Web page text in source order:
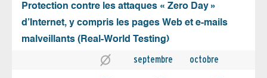
Protection contre les attaques « Zero Day »
d’Internet, y compris les pages Web et e-mails
malveillants (Real-World Testing)
septembre octobre